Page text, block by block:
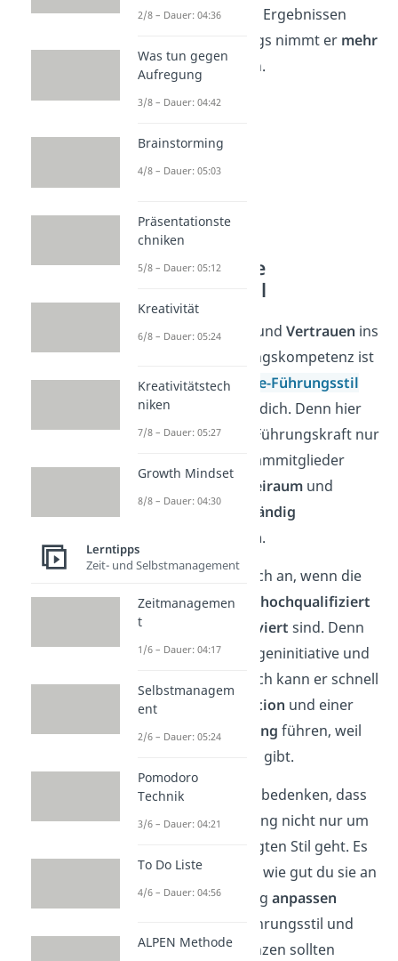
hochwertigeren Ergebnissen
führen. Allerdings nimmt er mehr
Zeitin Anspruch.
Laissez-Faire
Führungsstil
MitFlexibilität undVertrauen ins
Team als Führungskompetenz ist
derLaissez-Faire-Führungsstil
der Richtige für dich. Denn hier
mischt sich die Führungskraft nur
ein. Teammitglieder
viel Freiraum und
selbstständig
Entscheidungen.
Der Stil bietet sich an, wenn die
Teammitglieder hochqualifiziert
selbstmotiviert sind. Denn
er fördert die Eigeninitiative und
Kreativität. Jedoch kann er schnell
zu
Desorganisation und einer
unklaren Richtung führen, weil
es keine Leitung gibt.
Du solltest aber bedenken, dass
es bei der Führung nicht nur um
deinen bevorzugten Stil geht. Es
ist auch wichtig, wie gut du sie an
deine Umgebunganpassen
kannst. Dein Führungsstil und
deine Kompetenzen sollten
2/8 – Dauer: 04:36
Was tun gegen
Aufregung
3/8 – Dauer: 04:42
Brainstorming
4/8 – Dauer: 05:03
Präsentationste
chniken
5/8 – Dauer: 05:12
Kreativität
6/8 – Dauer: 05:24
Kreativitätstech
niken
7/8 – Dauer: 05:27
Growth Mindset
8/8 – Dauer: 04:30
Lerntipps
Zeit- und Selbstmanagement
Zeitmanagemen
t
1/6 – Dauer: 04:17
Selbstmanagem
ent
2/6 – Dauer: 05:24
Pomodoro
Technik
3/6 – Dauer: 04:21
To Do Liste
4/6 – Dauer: 04:56
ALPEN Methode